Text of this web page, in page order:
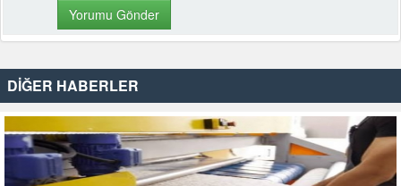
DİĞER HABERLER